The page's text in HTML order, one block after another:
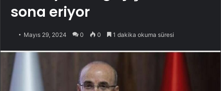
sona eriyor
Mayıs 29, 2024 0 0 1 dakika okuma süresi